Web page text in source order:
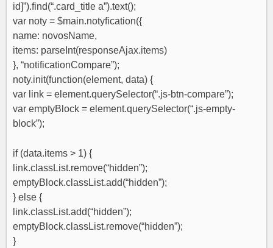
id]”).find(“.card_title a”).text();
var noty = $main.notyfication({
name: novosName,
items: parseInt(responseAjax.items)
}, “notificationCompare”);
noty.init(function(element, data) {
var link = element.querySelector(“.js-btn-compare”);
var emptyBlock = element.querySelector(“.js-empty-
block”);
if (data.items > 1) {
link.classList.remove(“hidden”);
emptyBlock.classList.add(“hidden”);
} else {
link.classList.add(“hidden”);
emptyBlock.classList.remove(“hidden”);
}